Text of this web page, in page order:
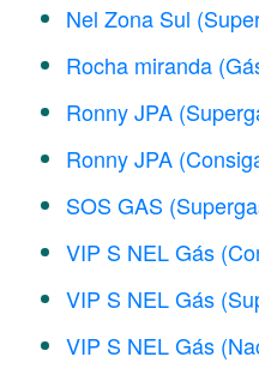
Nel Zona Sul
Rocha miranda
Ronny JPA
Ronny JPA
SOS GAS
VIP S NEL Gás
VIP S NEL Gás
VIP S NEL Gás